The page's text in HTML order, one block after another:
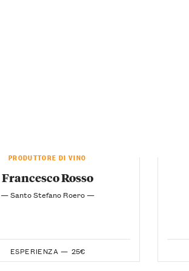
PRODUTTORE DI VINO
Francesco Rosso
— Santo Stefano Roero —
ESPERIENZA — 25€